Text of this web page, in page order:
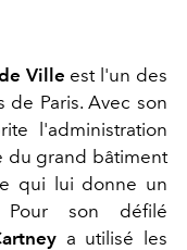
Ville est l'un des
Paris. Avec son
l'administration
du grand bâtiment
qui lui donne un
Pour son défilé
a utilisé les